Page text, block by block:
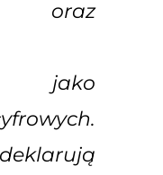
oraz
jako